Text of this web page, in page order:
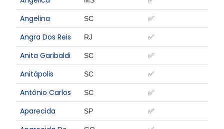
Angelina SC ✅
Angra Dos Reis RJ ✅
Anita Garibaldi SC ✅
Anitápolis SC ✅
Antônio Carlos SC ✅
Aparecida SP ✅